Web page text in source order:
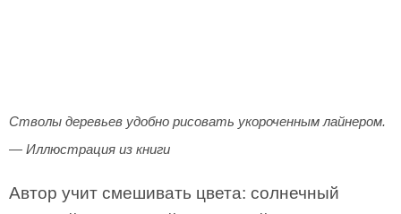
Стволы деревьев удобно рисовать укороченным лайнером.
— Иллюстрация из книги
Автор учит смешивать цвета: солнечный